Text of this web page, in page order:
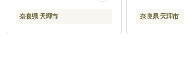
奈良県 天理市 奈良県 天理市